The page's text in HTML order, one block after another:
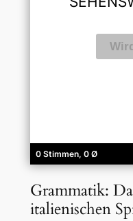
0 Stimmen, 0 Ø
Grammatik:
italienischen